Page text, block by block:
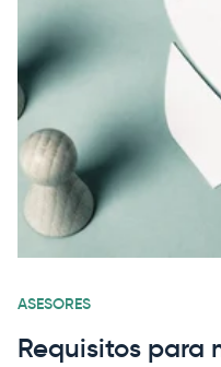
ASESORES
Requisitos para